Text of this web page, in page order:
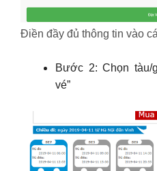
Điền đầy đủ thông tin vào
Bước 2: Chọn tàu/
vé”